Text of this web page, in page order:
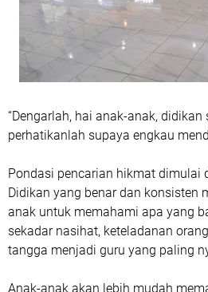
“Dengarlah, hai anak-anak, didikan
perhatikanlah supaya engkau
Pondasi pencarian hikmat dimulai
Didikan yang benar dan konsisten
anak untuk memahami apa yang
sekadar nasihat, keteladanan
tangga menjadi guru yang paling
Anak-anak akan lebih mudah